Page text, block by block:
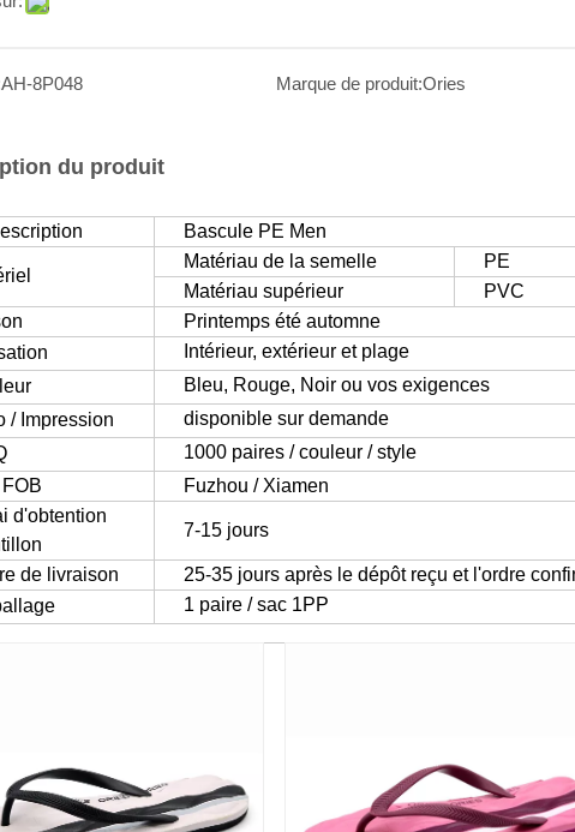
AH-8P048 Marque de produit:Ories
du produit
Bascule PE Men
Matériau de la semelle
PE
Matériau supérieur
PVC
Printemps été automne
Intérieur, extérieur et plage
Bleu, Rouge, Noir ou vos exigences
/ Impression
disponible sur demande
1000 paires / couleur / style
Fuzhou / Xiamen
d'obtention
7-15 jours
de livraison
25-35 jours après le dépôt reçu et l'ordre
1 paire / sac 1PP